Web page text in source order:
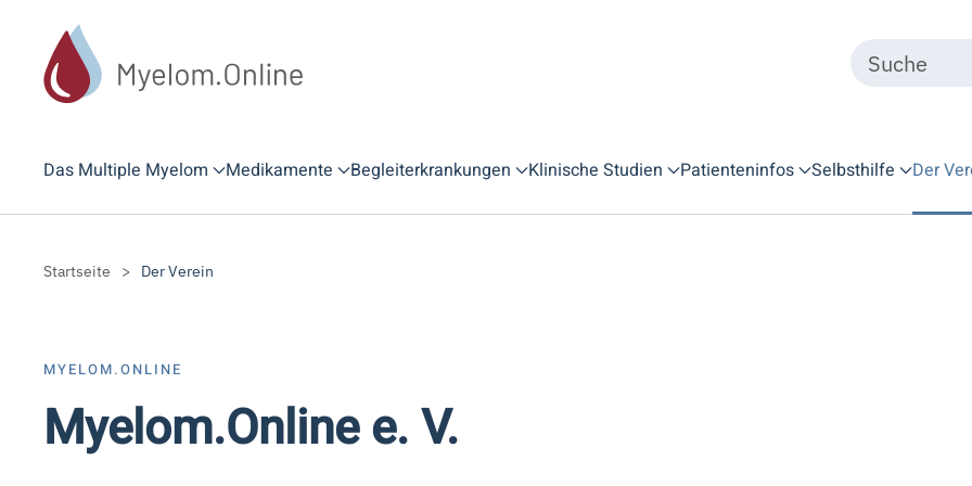
Zum Hauptinhalt springen
Das Multiple Myelom Medikamente Begleiterkrankungen Klinische Studien Patienteninfos Selbsthilfe Der
Startseite Der Verein
MYELOM.ONLINE
Myelom.Online e. V.